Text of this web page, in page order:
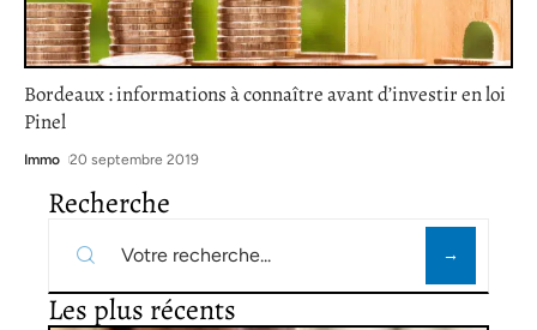
Bordeaux : informations à connaître avant d’investir en loi
Pinel
Immo 20 septembre 2019
Recherche
Les plus récents